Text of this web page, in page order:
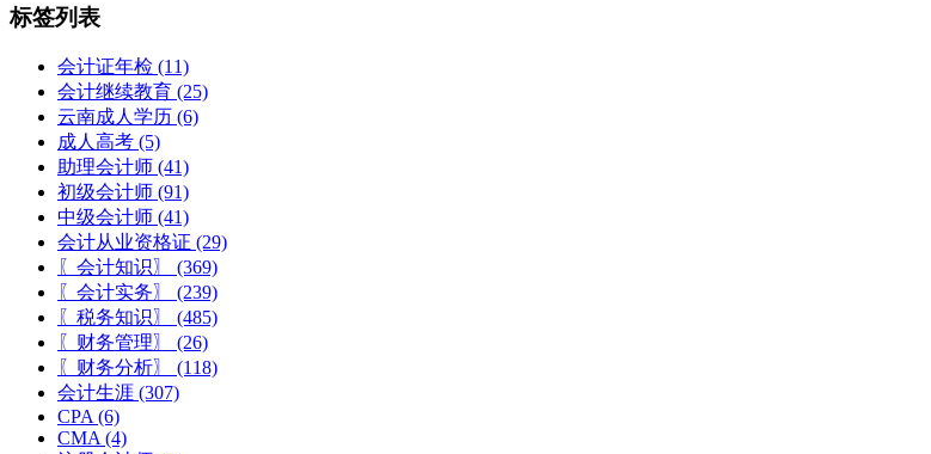
标签列表
会计证年检 (11)
会计继续教育 (25)
云南成人学历 (6)
成人高考 (5)
助理会计师 (41)
初级会计师 (91)
中级会计师 (41)
会计从业资格证 (29)
〖会计知识〗
(369)
〖会计实务〗
(239)
〖税务知识〗
(485)
〖财务管理〗
(26)
〖财务分析〗
(118)
会计生涯 (307)
CPA (6)
CMA (4)